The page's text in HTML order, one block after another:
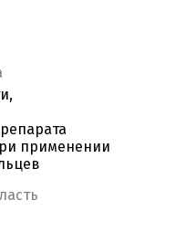
применении